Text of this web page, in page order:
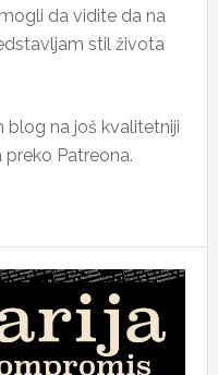
da vidite da na
stil života
blog na još kvalitetniji
Patreona.